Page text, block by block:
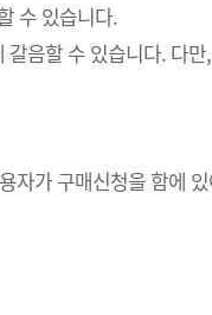
수 있습니다.
음할 수 있습니다. 다
자가 구매신청을 함에